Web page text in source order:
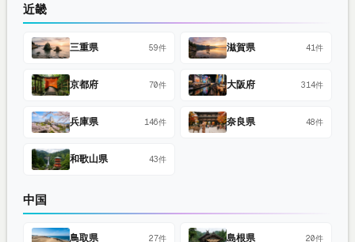
近畿
三重県 59件 滋賀県 41件
京都府 70件 大阪府 314件
兵庫県 146件 奈良県 48件
和歌山県 43件
中国
鳥取県 27件 島根県 20件